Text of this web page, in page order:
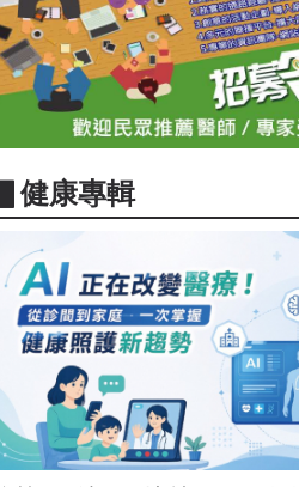
▋健康專輯